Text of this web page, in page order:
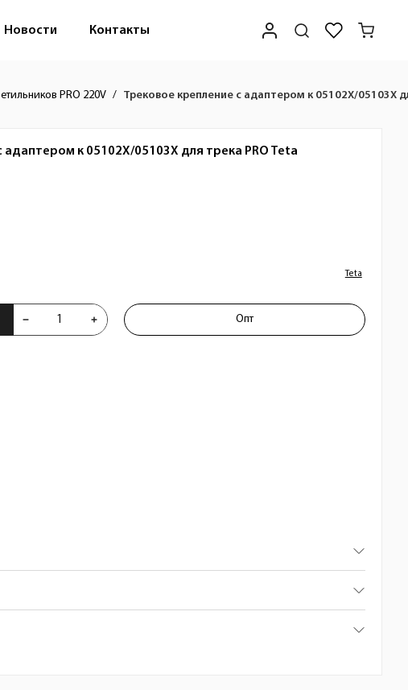
Новости Контакты
PRO 220V Трековое крепление с адаптером к 05102X/05103X
адаптером к 05102X/05103X для трека PRO Teta
Teta
крепление с адаптером к 05102X/
Опт